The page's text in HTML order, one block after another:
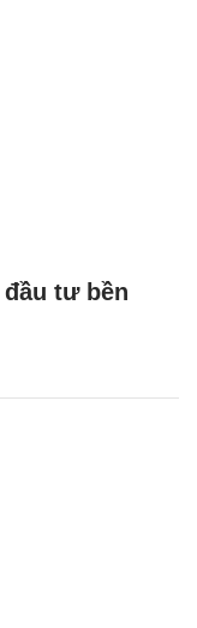
tư bền